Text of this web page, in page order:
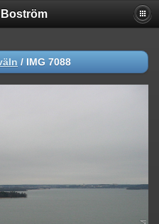
Boström
/ IMG 7088